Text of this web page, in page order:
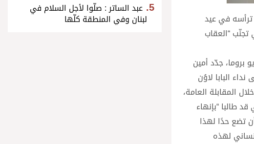
ترأسه في عيد
“العقاب
جدّد أمين
البابا لاوُن
المقابلة العامة،
طالبا “بإنهاء
تضع حدًا لهذا
لهذه
عبد الساتر : صلّوا لأجل السلام في
لبنان وفي المنطقة كلّها